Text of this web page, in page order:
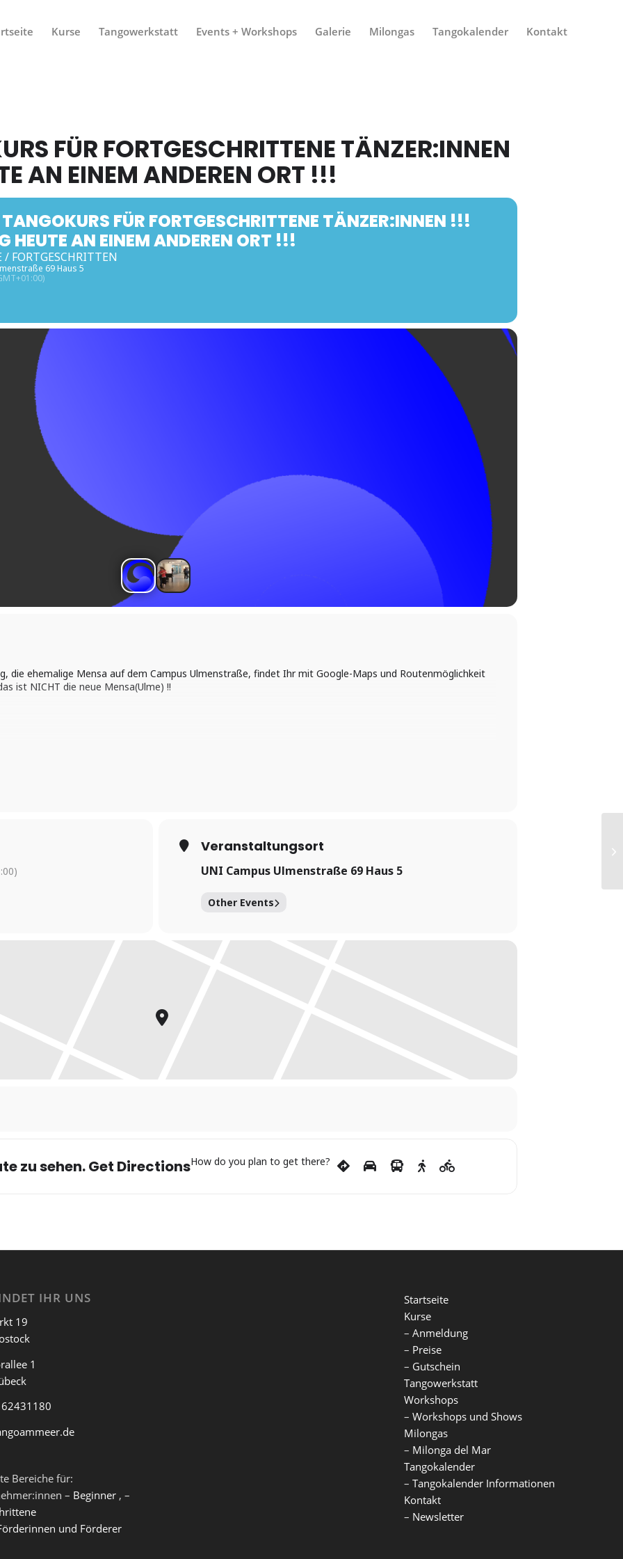
Kurse Tangowerkstatt Events + Workshops Galerie Milongas Tangokalender Kontakt
FÜR FORTGESCHRITTENE TÄNZER:INNEN
AN EINEM ANDEREN ORT !!!
TANGOKURS FÜR FORTGESCHRITTENE TÄNZER:INNEN !!!
HEUTE AN EINEM ANDEREN ORT !!!
FORTGESCHRITTEN
69 Haus 5
die ehemalige Mensa auf dem Campus Ulmenstraße, findet Ihr mit Google-Maps und Routenmöglichkeit
ist NICHT die neue Mensa(Ulme) !!
Veranstaltungsort
UNI Campus Ulmenstraße 69 Haus 5
Other Events
zu sehen. Get DirectionsHow do you plan to get there?
IHR UNS
19
1
Bereiche für:
– Beginner, –
und Förderer
Startseite
Kurse
– Anmeldung
– Preise
– Gutschein
Tangowerkstatt
Workshops
– Workshops und Shows
Milongas
– Milonga del Mar
Tangokalender
– Tangokalender Informationen
Kontakt
– Newsletter